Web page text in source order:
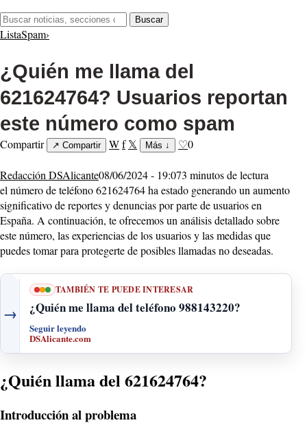
Buscar:
Buscar
ListaSpam›
¿Quién me llama del
621624764? Usuarios reportan
este número como spam
Compartir ↗ Compartir Wf 𝕏 Más ↓ ♡0
Redacción DSAlicante08/06/2024 - 19:073 minutos de lectura
el número de teléfono 621624764 ha estado generando un aumento
significativo de reportes y denuncias por parte de usuarios en
España. A continuación, te ofrecemos un análisis detallado sobre
este número, las experiencias de los usuarios y las medidas que
puedes tomar para protegerte de posibles llamadas no deseadas.
→
TAMBIÉN TE PUEDE INTERESAR
¿Quién me llama del teléfono 988143220?
Seguir leyendo
DSAlicante.com
¿Quién llama del 621624764?
Introducción al problema